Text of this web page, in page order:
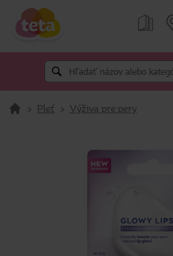
> Pleť > Výživa pre pery